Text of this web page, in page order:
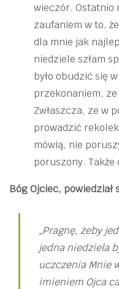
wieczór. Ostatnio
zaufaniem w to,
dla mnie jak
niedziele szłam
było obudzić się
przekonaniem,
Zwłaszcza, ze w
prowadzić
mówią, nie
poruszony. Także
Bóg Ojciec, powiedział
„Pragnę, żeby
jedna niedziela
uczczenia Mnie
imieniem Ojca